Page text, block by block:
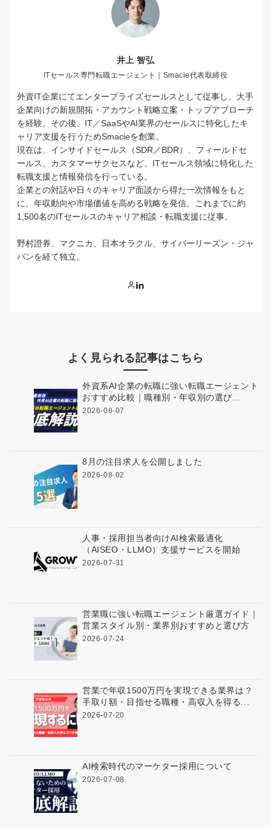
井上 智弘
ITセールス専門転職エージェント｜Smacie代表取締役
外資IT企業にてエンタープライズセールスとして従事し、大手
企業向けの新規開拓・アカウント戦略立案・トップアプローチ
を経験。その後、IT／SaaSやAI業界のセールスに特化したキ
ャリア支援を行うためSmacieを創業。
現在は、インサイドセールス（SDR／BDR）、フィールドセ
ールス、カスタマーサクセスなど、ITセールス領域に特化した
転職支援と情報発信を行っている。
企業との対話や日々のキャリア面談から得た一次情報をもと
に、年収動向や市場価値を高める戦略を発信。これまでに約
1,500名のITセールスのキャリア相談・転職支援に従事。
野村證券、マクニカ、日本オラクル、サイバーリーズン・ジャ
パンを経て独立。
よく見られる記事はこちら
外資系AI企業の転職に強い転職エージェント
おすすめ比較｜職種別・年収別の選び...
2026-08-07
8月の注目求人を公開しました
2026-08-02
人事・採用担当者向けAI検索最適化
（AISEO・LLMO）支援サービスを開始
2026-07-31
営業職に強い転職エージェント厳選ガイド｜
営業スタイル別・業界別おすすめと選び方
2026-07-24
営業で年収1500万円を実現できる業界は？
手取り額・目指せる職種・高収入を得る...
2026-07-20
AI検索時代のマーケター採用について
2026-07-08